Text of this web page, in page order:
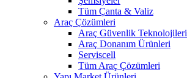
Tüm Çanta & Valiz
Araç Çözümleri
Araç Güvenlik Teknolojileri
Araç Donanım Ürünleri
Serviscell
Tüm Araç Çözümleri